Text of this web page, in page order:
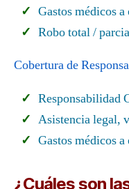
Gastos médicos a
Robo total /
Cobertura de
Responsabilidad
Asistencia legal,
Gastos médicos a
¿Cuáles son